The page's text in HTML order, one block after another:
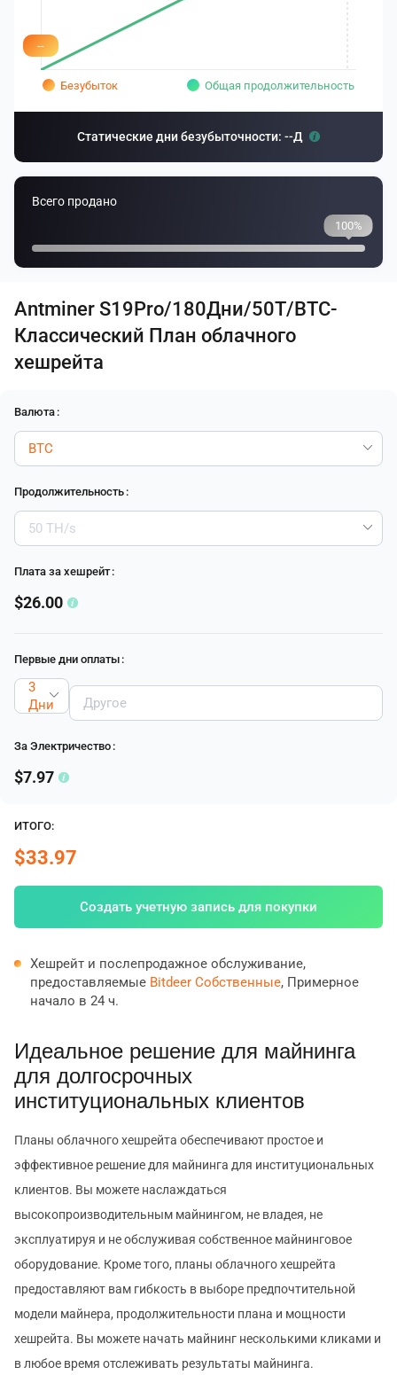
--
Безубыток Общая продолжительность
Статические дни безубыточности: --Д
Всего продано
100%
Antminer S19Pro/180Дни/50T/BTC-
Классический План облачного
хешрейта
Валюта :
Продолжительность :
Плата за хешрейт :
$26.00
Первые дни оплаты :
3
Дни
За Электричество :
$7.97
ИТОГО:
$33.97
Создать учетную запись для покупки
Хешрейт и послепродажное обслуживание,
предоставляемые Bitdeer Собственные, Примерное
начало в 24 ч.
Идеальное решение для майнинга
для долгосрочных
институциональных клиентов
Планы облачного хешрейта обеспечивают простое и
эффективное решение для майнинга для институциональных
клиентов. Вы можете наслаждаться
высокопроизводительным майнингом, не владея, не
эксплуатируя и не обслуживая собственное майнинговое
оборудование. Кроме того, планы облачного хешрейта
предоставляют вам гибкость в выборе предпочтительной
модели майнера, продолжительности плана и мощности
хешрейта. Вы можете начать майнинг несколькими кликами и
в любое время отслеживать результаты майнинга.